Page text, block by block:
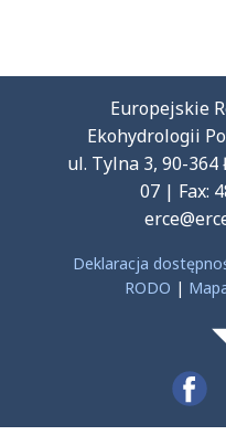
Europejskie
Ekohydrologii
ul. Tylna 3, 90-364
07 | Fax:
Deklaracja
RODO |